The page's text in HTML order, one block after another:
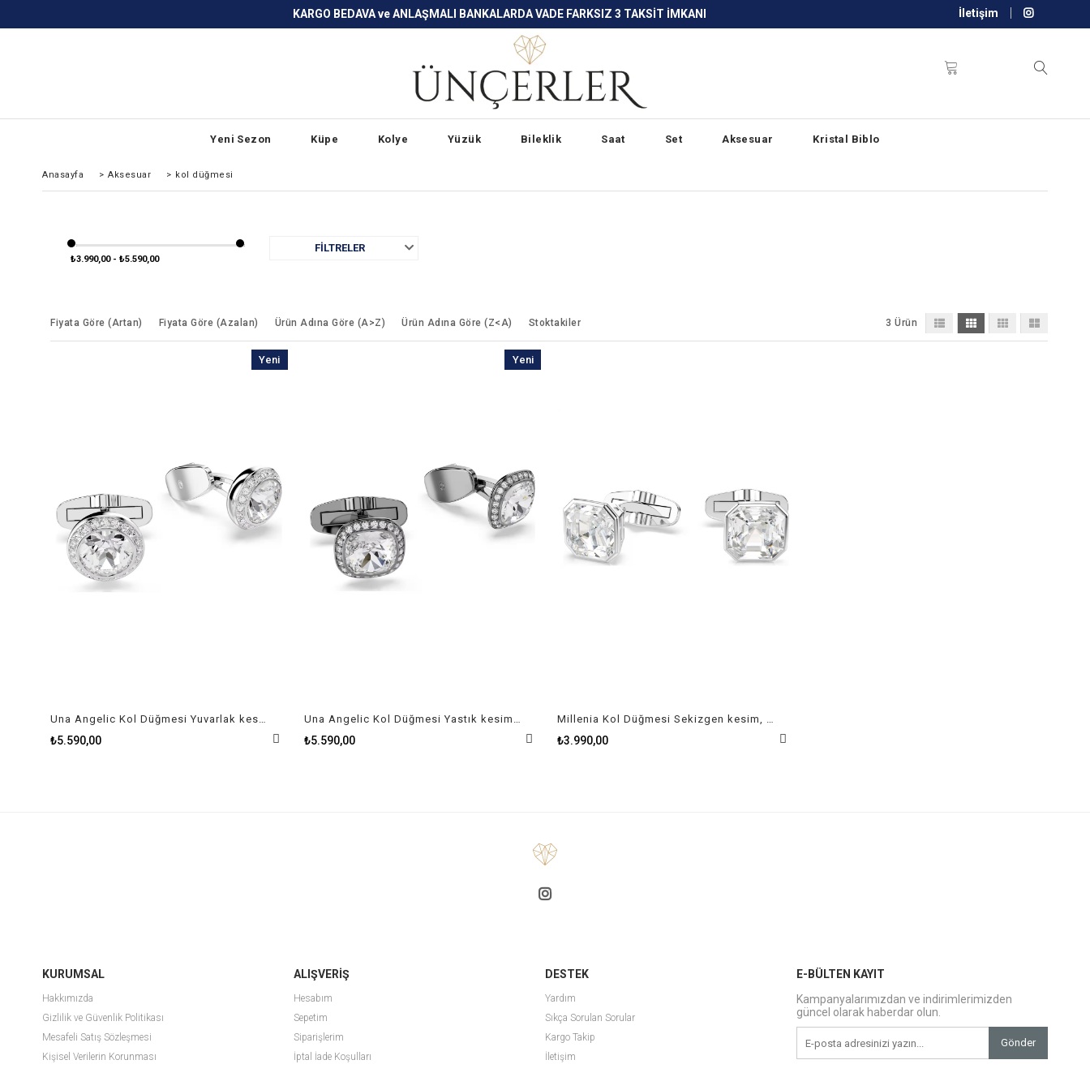
KARGO BEDAVA ve ANLAŞMALI BANKALARDA VADE FARKSIZ 3 TAKSİT İMKANI İletişim
Yeni Sezon Küpe Kolye Yüzük Bileklik Saat Set Aksesuar Kristal Biblo
Anasayfa > Aksesuar > kol düğmesi
₺3.990,00 - ₺5.590,00
FILTRELER
Fiyata Göre (Artan) Fiyata Göre (Azalan) Ürün Adına Göre (A>Z) Ürün Adına Göre (Z<A) Stoktakiler 3 Ürün
Una Angelic Kol Düğmesi Yuvarlak kesim, Beyaz, Rodyum kaplama
₺5.590,00
Yeni
Una Angelic Kol Düğmesi Yastık kesim, Beyaz, Rutenyum kaplama
₺5.590,00
Yeni
Millenia Kol Düğmesi Sekizgen kesim, Beyaz, Rodyum kaplama
₺3.990,00
KURUMSAL
Hakkımızda
Gizlilik ve Güvenlik Politikası
Mesafeli Satış Sözleşmesi
Kişisel Verilerin Korunması
ALIŞVERİŞ
Hesabım
Sepetim
Siparişlerim
İptal İade Koşulları
DESTEK
Yardım
Sıkça Sorulan Sorular
Kargo Takip
İletişim
E-BÜLTEN KAYIT
Kampanyalarımızdan ve indirimlerimizden
güncel olarak haberdar olun.
Gönder